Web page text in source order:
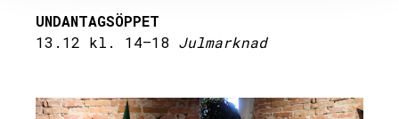
UNDANTAGSÖPPET
13.12 kl. 14–18 Julmarknad